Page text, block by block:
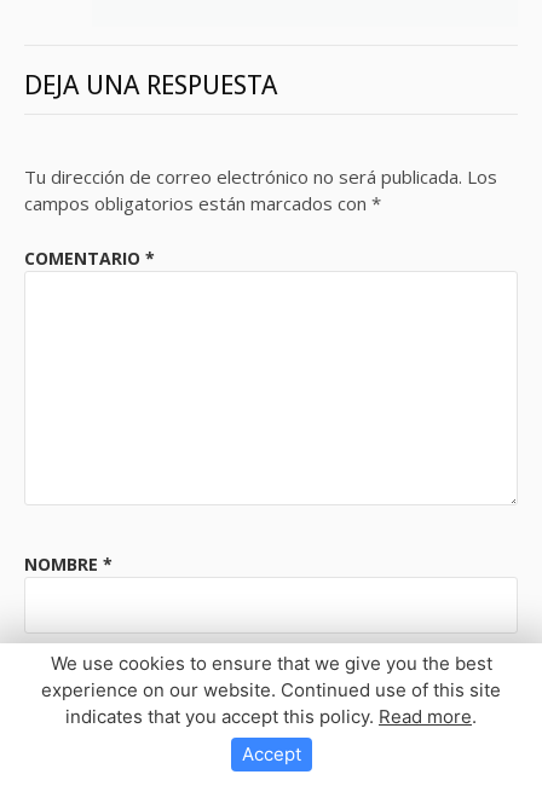
DEJA UNA RESPUESTA
Tu dirección de correo electrónico no será publicada. Los
campos obligatorios están marcados con *
COMENTARIO *
NOMBRE *
CORREO ELECTRÓNICO*
We use cookies to ensure that we give you the best
experience on our website. Continued use of this site
indicates that you accept this policy. Read more.
Accept